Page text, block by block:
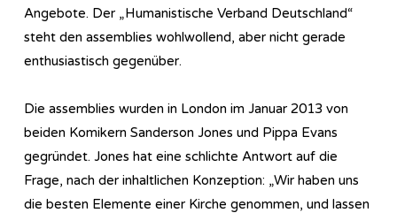
Angebote. Der „Humanistische Verband Deutschland“
steht den assemblies wohlwollend, aber nicht gerade
enthusiastisch gegenüber.
Die assemblies wurden in London im Januar 2013 von
beiden Komikern Sanderson Jones und Pippa Evans
gegründet. Jones hat eine schlichte Antwort auf die
Frage, nach der inhaltlichen Konzeption: „Wir haben uns
die besten Elemente einer Kirche genommen, und lassen